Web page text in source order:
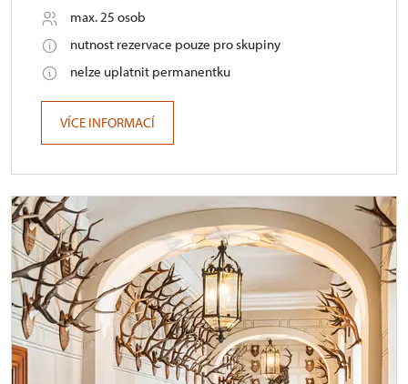
max. 25 osob
nutnost rezervace pouze pro skupiny
nelze uplatnit permanentku
VÍCE INFORMACÍ